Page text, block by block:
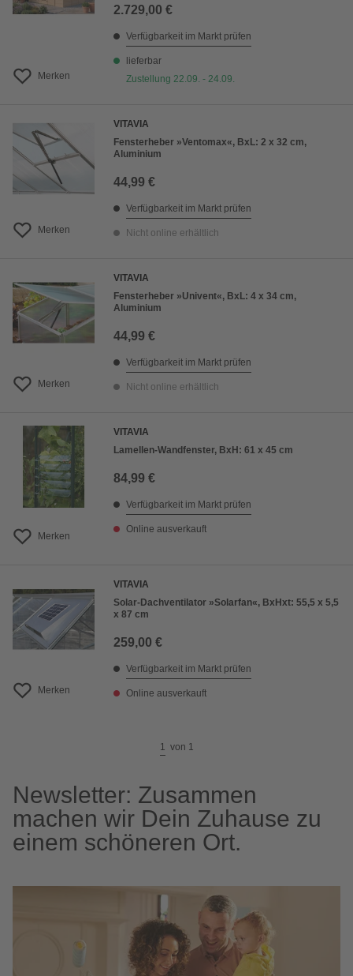
Merken
2.729,00 €
Verfügbarkeit im Markt prüfen
lieferbar
Zustellung 22.09. - 24.09.
Merken
VITAVIA
Fensterheber »Ventomax«, BxL: 2 x 32 cm,
Aluminium
44,99 €
Verfügbarkeit im Markt prüfen
Nicht online erhältlich
Merken
VITAVIA
Fensterheber »Univent«, BxL: 4 x 34 cm,
Aluminium
44,99 €
Verfügbarkeit im Markt prüfen
Nicht online erhältlich
Merken
VITAVIA
Lamellen-Wandfenster, BxH: 61 x 45 cm
84,99 €
Verfügbarkeit im Markt prüfen
Online ausverkauft
Merken
VITAVIA
Solar-Dachventilator »Solarfan«, BxHxt: 55,5 x 5,5
x 87 cm
259,00 €
Verfügbarkeit im Markt prüfen
Online ausverkauft
1 von 1
Newsletter: Zusammen
machen wir Dein Zuhause zu
einem schöneren Ort.